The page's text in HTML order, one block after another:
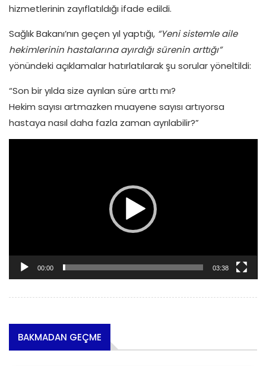
hizmetlerinin zayıflatıldığı ifade edildi.
Sağlık Bakanı’nın geçen yıl yaptığı, “Yeni sistemle aile
hekimlerinin hastalarına ayırdığı sürenin arttığı”
yönündeki açıklamalar hatırlatılarak şu sorular yöneltildi:
“Son bir yılda size ayrılan süre arttı mı?
Hekim sayısı artmazken muayene sayısı artıyorsa
hastaya nasıl daha fazla zaman ayrılabilir?”
00:00 03:38
BAKMADAN GEÇME